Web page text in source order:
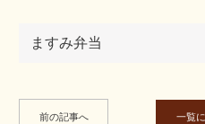
ますみ弁当
前の記事へ 一覧